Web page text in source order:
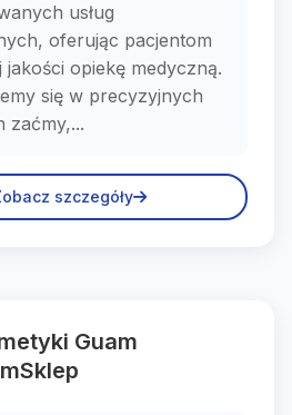
usług
oferując pacjentom
jakości opiekę medyczną.
się w precyzyjnych
zaćmy,...
szczegóły
Guam